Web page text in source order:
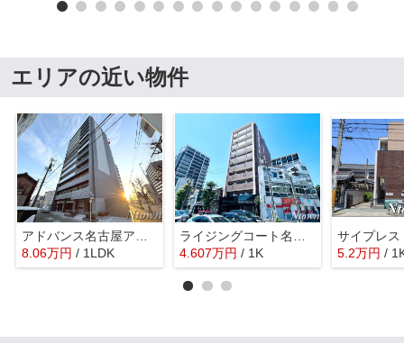
エリアの近い物件
8.06万円 / 1LDK
4.607万円 / 1K
サイプレス
5.2万円 /